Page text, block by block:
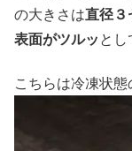
の大きさは直径３
表面がツルッとし
こちらは冷凍状態